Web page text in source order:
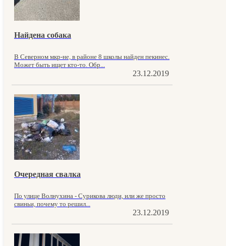
Найдена собака
В Северном мкр-не, в районе 8 школы найден пекинес.
Может быть ищет кто-то. Обр...
23.12.2019
Очередная свалка
По улице Волнухина - Сурикова люди, или же просто
свиньи, почему то решил...
23.12.2019